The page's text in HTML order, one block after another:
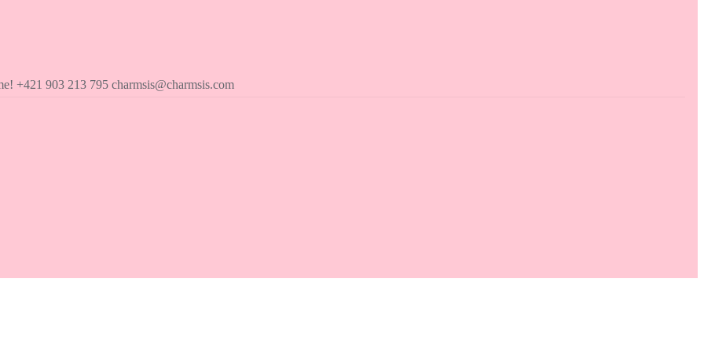
+421 903 213 795 charmsis@charmsis.com